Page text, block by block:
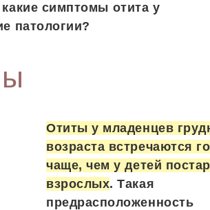
симптомы отита у
патологии?
Отиты у младенцев
возраста встречаются
чаще, чем у детей
взрослых. Такая
предрасположенность